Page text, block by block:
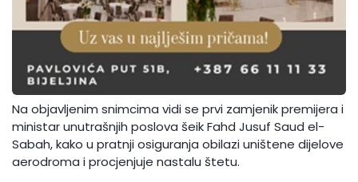
Na objavljenim snimcima vidi se prvi zamjenik premijera i
ministar unutrašnjih poslova šeik Fahd Jusuf Saud el-
Sabah, kako u pratnji osiguranja obilazi uništene dijelove
aerodroma i procjenjuje nastalu štetu.